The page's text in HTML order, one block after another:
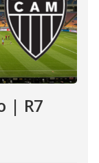
| R7